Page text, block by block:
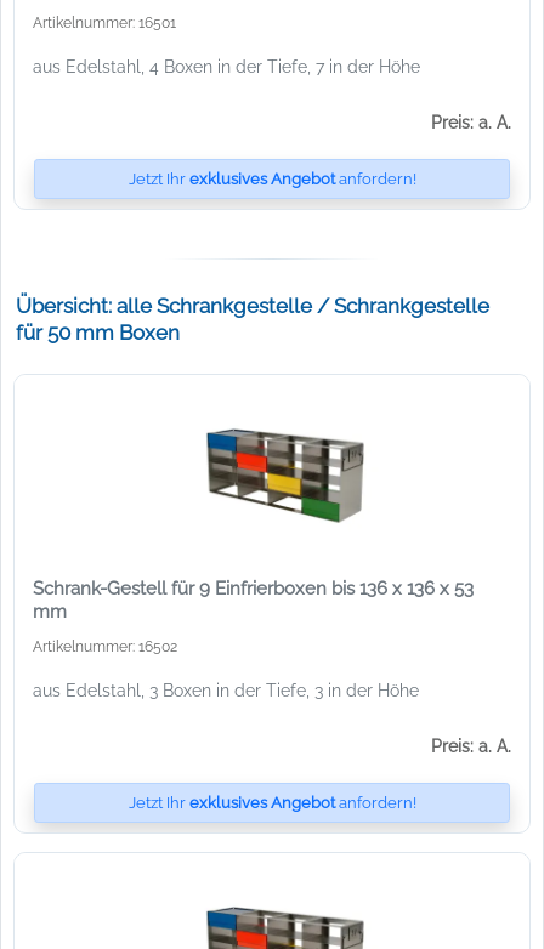
Artikelnummer: 16501
aus Edelstahl, 4 Boxen in der Tiefe, 7 in der Höhe
Preis: a. A.
Jetzt Ihr exklusives Angebotanfordern!
Übersicht: alle Schrankgestelle / Schrankgestelle
für 50 mm Boxen
Schrank-Gestell für 9 Einfrierboxen bis 136 x 136 x 53
mm
Artikelnummer: 16502
aus Edelstahl, 3 Boxen in der Tiefe, 3 in der Höhe
Preis: a. A.
Jetzt Ihr exklusives Angebotanfordern!